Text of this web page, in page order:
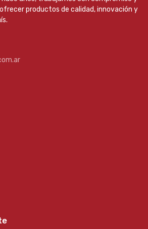
productos de calidad, innovación y